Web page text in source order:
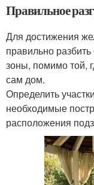
Правильное
Для достижения
правильно
зоны, помимо той,
сам дом.
Определить
необходимые
расположения